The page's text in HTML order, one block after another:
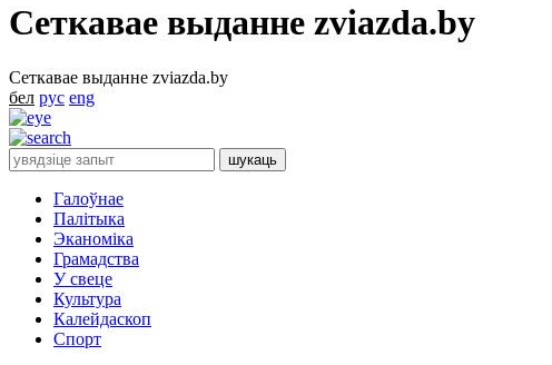
Сеткавае выданне zviazda.by
Сеткавае выданне zviazda.by
бел рус eng
Галоўнае
Палітыка
Эканоміка
Грамадства
У свеце
Культура
Калейдаскоп
Спорт